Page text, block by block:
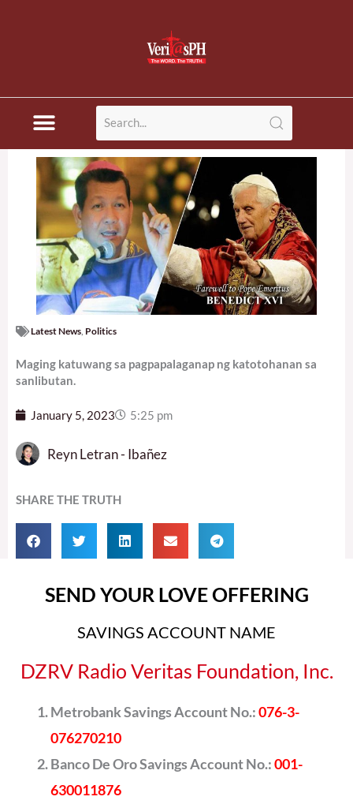
Latest News Politics
Maging katuwang sa pagpapalaganap ng katotohanan sa
sanlibutan.
January 5, 2023 5:25 pm
Reyn Letran - Ibañez
SHARE THE TRUTH
SEND YOUR LOVE OFFERING
SAVINGS ACCOUNT NAME
DZRV Radio Veritas Foundation, Inc.
Metrobank Savings Account No.:076-3-
076270210
Banco De Oro Savings Account No.:001-
630011876